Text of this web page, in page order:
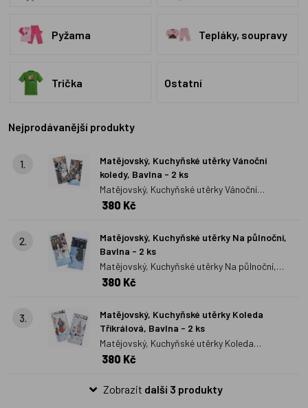
Pyžama Tepláky, soupravy
Trička Ostatní
Nejprodávanější produkty
1.
Matějovský, Kuchyňské utěrky Vánoční
koledy, Bavlna - 2 ks
Matějovský, Kuchyňské utěrky Vánoční
koledy, Bavlna - 2 ks
380 Kč
2.
Matějovský, Kuchyňské utěrky Na půlnoční,
Bavlna - 2 ks
Matějovský, Kuchyňské utěrky Na půlnoční,
Bavlna - 2 ks
380 Kč
3.
Matějovský, Kuchyňské utěrky Koleda
Tříkrálová, Bavlna - 2 ks
Matějovský, Kuchyňské utěrky Koleda
Tříkrálová, Bavlna - 2 ks
380 Kč
Zobrazit další 3 produkty